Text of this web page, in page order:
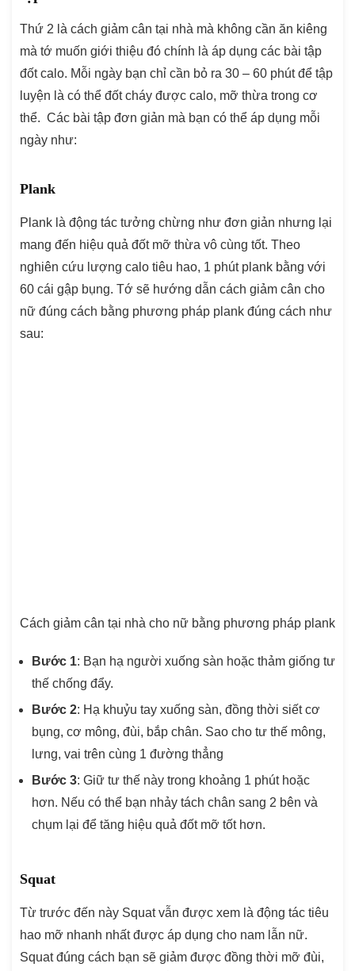
Thứ 2 là cách giảm cân tại nhà mà không cần ăn kiêng
mà tớ muốn giới thiệu đó chính là áp dụng các bài tập
đốt calo. Mỗi ngày bạn chỉ cần bỏ ra 30 – 60 phút để tập
luyện là có thể đốt cháy được calo, mỡ thừa trong cơ
thể. Các bài tập đơn giản mà bạn có thể áp dụng mỗi
ngày như:
Plank
Plank là động tác tưởng chừng như đơn giản nhưng lại
mang đến hiệu quả đốt mỡ thừa vô cùng tốt. Theo
nghiên cứu lượng calo tiêu hao, 1 phút plank bằng với
60 cái gập bụng. Tớ sẽ hướng dẫn cách giảm cân cho
nữ đúng cách bằng phương pháp plank đúng cách như
sau:
Cách giảm cân tại nhà cho nữ bằng phương pháp plank
Bước 1: Bạn hạ người xuống sàn hoặc thảm giống tư
thế chống đẩy.
Bước 2: Hạ khuỷu tay xuống sàn, đồng thời siết cơ
bụng, cơ mông, đùi, bắp chân. Sao cho tư thế mông,
lưng, vai trên cùng 1 đường thẳng
Bước 3: Giữ tư thế này trong khoảng 1 phút hoặc
hơn. Nếu có thể bạn nhảy tách chân sang 2 bên và
chụm lại để tăng hiệu quả đốt mỡ tốt hơn.
Squat
Từ trước đến này Squat vẫn được xem là động tác tiêu
hao mỡ nhanh nhất được áp dụng cho nam lẫn nữ.
Squat đúng cách bạn sẽ giảm được đồng thời mỡ đùi,